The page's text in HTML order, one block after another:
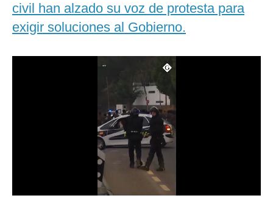
Tecnología
Videos
civil han alzado su voz de protesta para
exigir soluciones al Gobierno.